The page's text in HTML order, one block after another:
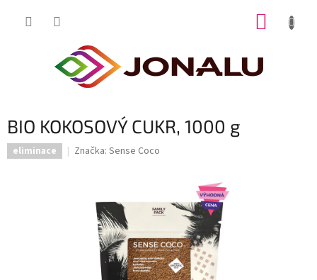
BIO KOKOSOVÝ CUKR, 1000 g
eliminace Značka: Sense Coco